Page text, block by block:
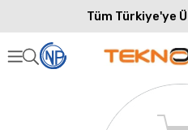
Tüm Türkiye'ye